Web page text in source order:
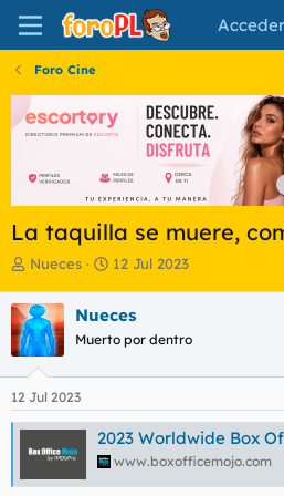
Acceder
Foro Cine
La taquilla se muere,
I
i
c
i
a
d
o
r
l
Nueces
F
h
a
e
n
i
c
12 Jul 2023
Nueces
Muerto por dentro
12 Jul 2023
2023 Worldwide Box
www.boxofficemojo.com